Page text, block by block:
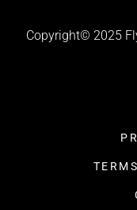
Copyright© 2025